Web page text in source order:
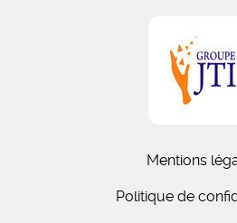
Mentions
Politique de